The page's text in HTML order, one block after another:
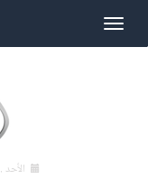
الأحد , 25 صفر 1448 هـ ,